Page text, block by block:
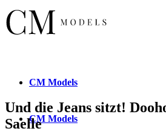
CM Models
CM Models
Und die Jeans sitzt!
Saelle